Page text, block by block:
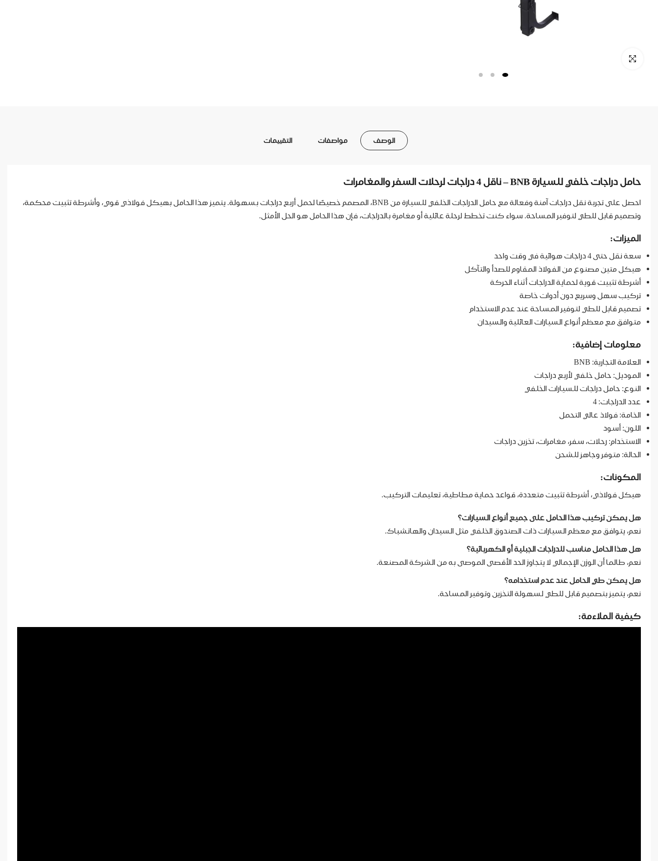
الوصف مواصفات التقييمات
حامل دراجات خلفي للسيارة BNB – ناقل 4 دراجات لرحلات السفر والمغامرات
احصل على تجربة نقل دراجات آمنة وفعالة مع حامل الدراجات الخلفي للسيارة من BNB، المصمم خصيصًا لحمل أربع دراجات بسهولة. يتميز هذا الحامل بهيكل فولاذي قوي، وأشرطة تثبيت محكمة،
وتصميم قابل للطي لتوفير المساحة. سواء كنت تخطط لرحلة عائلية أو مغامرة بالدراجات، فإن هذا الحامل هو الحل الأمثل.
الميزات:
سعة نقل حتى 4 دراجات هوائية في وقت واحد
هيكل متين مصنوع من الفولاذ المقاوم للصدأ والتآكل
أشرطة تثبيت قوية لحماية الدراجات أثناء الحركة
تركيب سهل وسريع دون أدوات خاصة
تصميم قابل للطي لتوفير المساحة عند عدم الاستخدام
متوافق مع معظم أنواع السيارات العائلية والسيدان
معلومات إضافية:
العلامة التجارية: BNB
الموديل: حامل خلفي لأربع دراجات
النوع: حامل دراجات للسيارات الخلفي
عدد الدراجات: 4
الخامة: فولاذ عالي التحمل
اللون: أسود
الاستخدام: رحلات، سفر، مغامرات، تخزين دراجات
الحالة: متوفر وجاهز للشحن
المكونات:
هيكل فولاذي، أشرطة تثبيت متعددة، قواعد حماية مطاطية، تعليمات التركيب.
هل يمكن تركيب هذا الحامل على جميع أنواع السيارات؟
نعم، يتوافق مع معظم السيارات ذات الصندوق الخلفي مثل السيدان والهاتشباك.
هل هذا الحامل مناسب للدراجات الجبلية أو الكهربائية؟
نعم، طالما أن الوزن الإجمالي لا يتجاوز الحد الأقصى الموصى به من الشركة المصنعة.
هل يمكن طي الحامل عند عدم استخدامه؟
نعم، يتميز بتصميم قابل للطي لسهولة التخزين وتوفير المساحة.
كيفية الملاءمة: